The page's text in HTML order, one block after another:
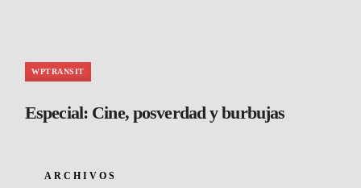
WPTRANSIT
Especial: Cine, posverdad y burbujas
ARCHIVOS